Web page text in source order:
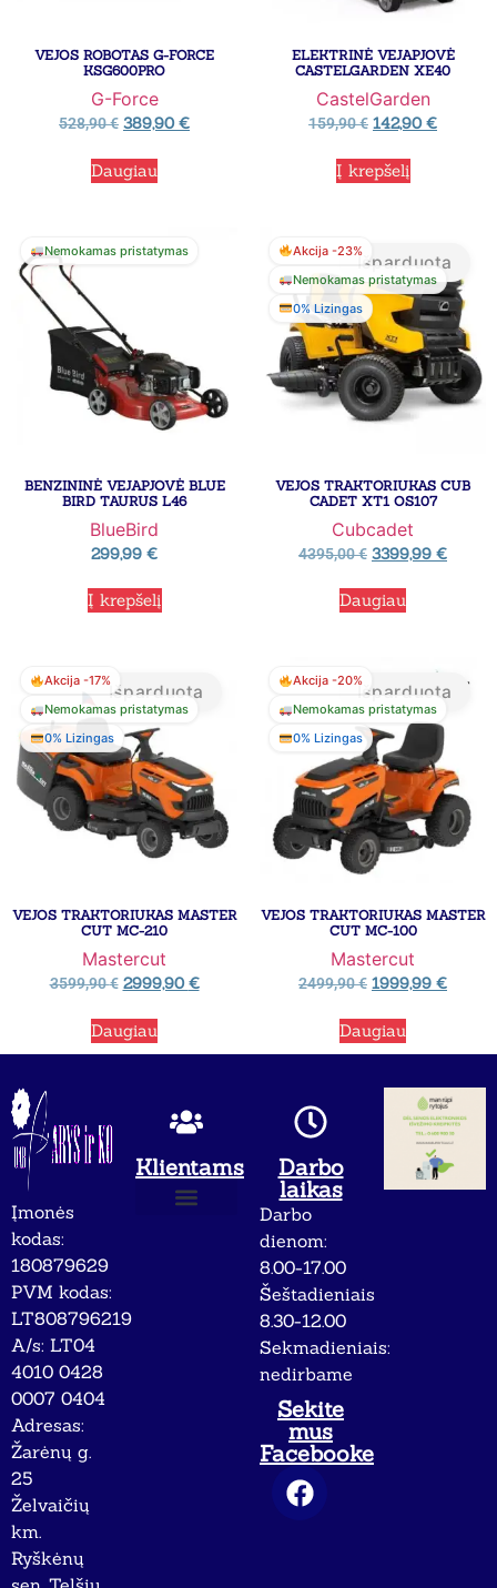
VEJOS ROBOTAS G-FORCE
KSG600PRO
G-Force
528,90€ 389,90€
Daugiau
ELEKTRINĖ VEJAPJOVĖ
CASTELGARDEN XE40
CastelGarden
159,90€ 142,90€
Į krepšelį
Nemokamas pristatymas
BENZININĖ VEJAPJOVĖ BLUE
BIRD TAURUS L46
BlueBird
299,99 €
Į krepšelį
Akcija -23%
Nemokamas pristatymas
0% Lizingas
Išparduota
VEJOS TRAKTORIUKAS CUB
CADET XT1 OS107
Cubcadet
4395,00€ 3399,99 €
Daugiau
Akcija -17%
Nemokamas pristatymas
0% Lizingas
Išparduota
VEJOS TRAKTORIUKAS MASTER
CUT MC-210
Mastercut
3599,90€ 2999,90€
Daugiau
Akcija -20%
Nemokamas pristatymas
0% Lizingas
Išparduota
VEJOS TRAKTORIUKAS MASTER
CUT MC-100
Mastercut
2499,90€ 1999,99 €
Daugiau
Įmonės
kodas:
180879629
PVM kodas:
LT808796219
A/s: LT04
4010 0428
0007 0404
Adresas:
Žarėnų g.
25
Želvaičių
km.
Ryškėnų
Klientams
Darbo
laikas
Darbo
dienom:
8.00-17.00
Šeštadieniais
8.30-12.00
Sekmadieniais:
nedirbame
Sekite
mus
Facebooke